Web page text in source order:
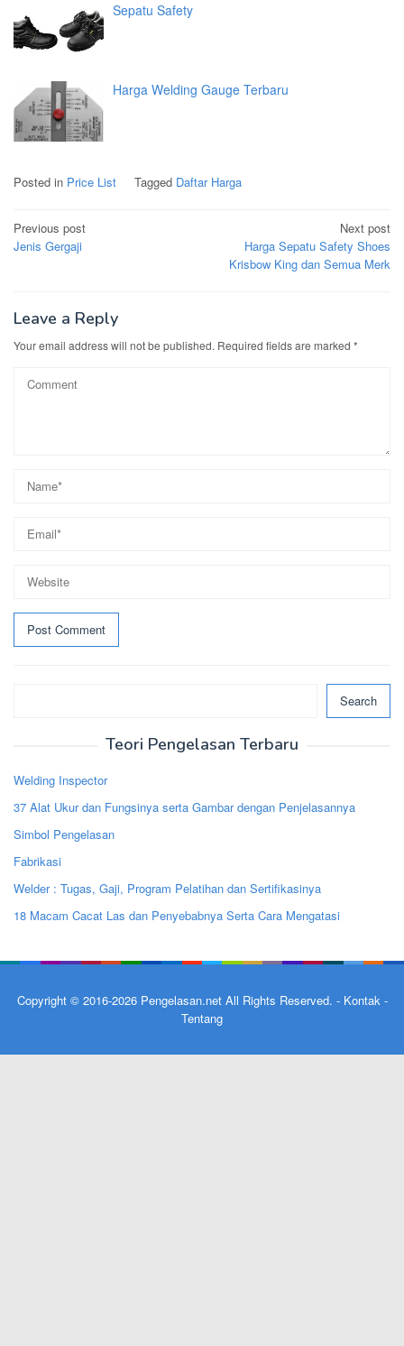
Sepatu Safety
Harga Welding Gauge Terbaru
Posted in Price List Tagged Daftar Harga
Post
navigation
Previous post
Jenis Gergaji
Next post
Harga Sepatu Safety Shoes
Krisbow King dan Semua Merk
Leave a Reply
Your email address will not be published. Required fields are marked *
Search
Teori Pengelasan Terbaru
Welding Inspector
37 Alat Ukur dan Fungsinya serta Gambar dengan Penjelasannya
Simbol Pengelasan
Fabrikasi
Welder : Tugas, Gaji, Program Pelatihan dan Sertifikasinya
18 Macam Cacat Las dan Penyebabnya Serta Cara Mengatasi
Copyright © 2016-2026 Pengelasan.netAll Rights Reserved. - Kontak-
Tentang